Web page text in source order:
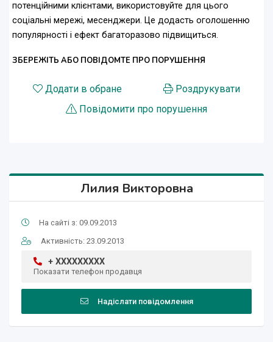
потенційними клієнтами, використовуйте для цього
соціальні мережі, месенджери. Це додасть оголошенню
популярності і ефект багаторазово підвищиться.
ЗБЕРЕЖІТЬ АБО ПОВІДОМТЕ ПРО ПОРУШЕННЯ
Додати в обране
Роздрукувати
Повідомити про порушення
Лилия Викторовна
На сайті з: 09.09.2013
Активність: 23.09.2013
+ XXXXXXXXX
Показати телефон продавця
Надіслати повідомлення